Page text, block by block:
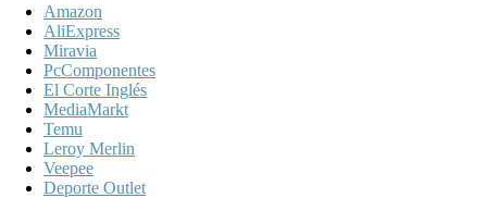
Amazon
AliExpress
Miravia
PcComponentes
El Corte Inglés
MediaMarkt
Temu
Leroy Merlin
Veepee
Deporte Outlet